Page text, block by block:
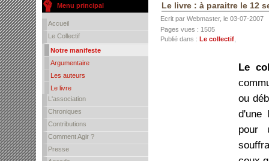
Menu principal
Accueil
Le Collectif
Notre manifeste
Argumentaire
Les auteurs
Le livre
L'association
Chroniques
Contributions
Comment Agir ?
Presse
Le livre : à paraitre le 12
Ecrit par Webmaster, le 03-07-2007
Pages vues : 1505
Publié dans : Le collectif
Le
ou
d'une
pour